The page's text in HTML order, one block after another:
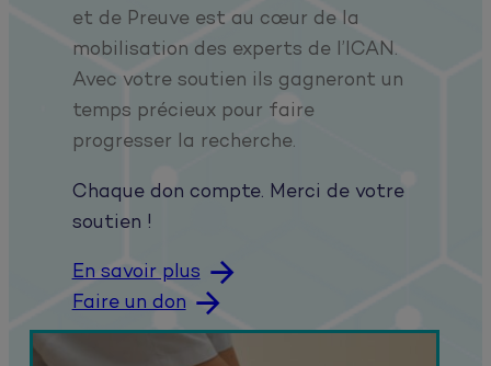
et de Preuve est au cœur de la
mobilisation des experts de l’ICAN.
Avec votre soutien ils gagneront un
temps précieux pour faire
progresser la recherche.
Chaque don compte. Merci de votre
soutien !
En savoir plus
Faire un don